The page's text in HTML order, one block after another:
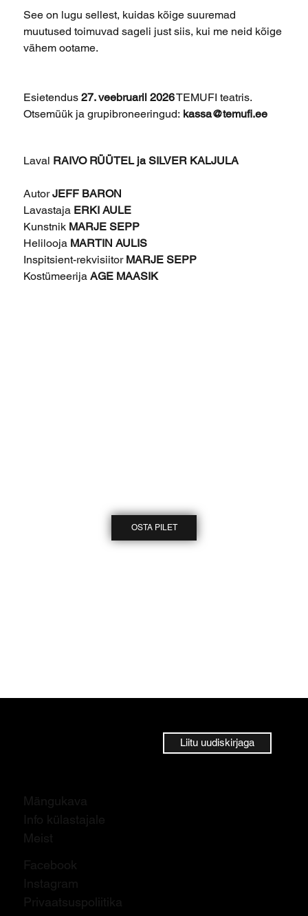
See on lugu sellest, kuidas kõige suuremad
muutused toimuvad sageli just siis, kui me neid kõige
vähem ootame.
Esietendus27. veebruaril 2026TEMUFI teatris.
Otsemüük ja grupibroneeringud: kassa@temufi.ee
Laval RAIVO RÜÜTEL ja SILVER KALJULA
AutorJEFF BARON
Lavastaja ERKI AULE
Kunstnik MARJE SEPP
Helilooja MARTIN AULIS
Inspitsient-rekvisiitor MARJE SEPP
KostümeerijaAGE MAASIK
OSTA PILET
Liitu uudiskirjaga
Mängukava
Info külastajale
Meist
Facebook
Instagram
Privaatsuspoliitika